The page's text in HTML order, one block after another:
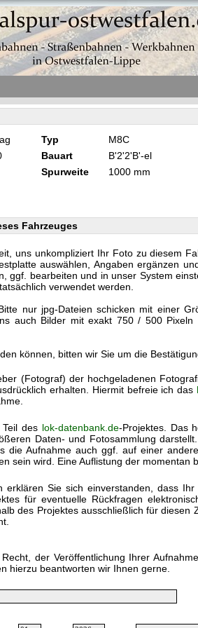
Typ M8C
Bauart B'2'2'B'-el
Spurweite 1000 mm
Fahrzeuges
uns unkompliziert Ihr Foto zu diesem
auswählen, Angaben ergänzen
ggf. bearbeiten und in unser System
verwendet werden.
nur jpg-Dateien schicken mit einer
auch Bilder mit exakt 750 / 500
können, bitten wir Sie um die
(Fotograf) der hochgeladenen
erhalten. Hiermit befreie ich das
des lok-datenbank.de-Projektes. Das
Daten- und Fotosammlung
die Aufnahme auch ggf. auf einer
sein wird. Eine Auflistung der momentan
erklären Sie sich einverstanden, dass
für eventuelle Rückfragen
des Projektes ausschließlich für diesen
der Veröffentlichung Ihrer
hierzu beantworten wir Ihnen gerne.